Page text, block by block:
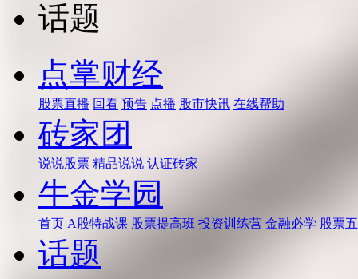
话题
点掌财经
股票直播 回看 预告 点播 股市快讯 在线帮助
砖家团
说说股票 精品说说 认证砖家
牛金学园
首页 A股特战课 股票提高班 投资训练营 金融必学 股票
话题